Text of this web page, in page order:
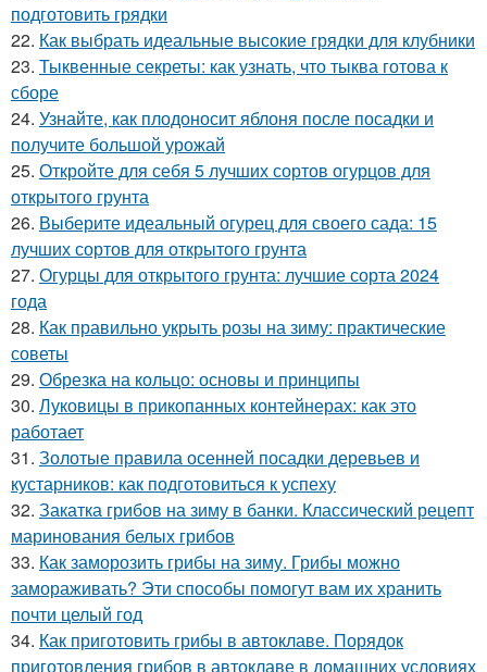
подготовить грядки
22. Как выбрать идеальные высокие грядки для клубники
23. Тыквенные секреты: как узнать, что тыква готова к
сборе
24. Узнайте, как плодоносит яблоня после посадки и
получите большой урожай
25. Откройте для себя 5 лучших сортов огурцов для
открытого грунта
26. Выберите идеальный огурец для своего сада: 15
лучших сортов для открытого грунта
27. Огурцы для открытого грунта: лучшие сорта 2024
года
28. Как правильно укрыть розы на зиму: практические
советы
29. Обрезка на кольцо: основы и принципы
30. Луковицы в прикопанных контейнерах: как это
работает
31. Золотые правила осенней посадки деревьев и
кустарников: как подготовиться к успеху
32. Закатка грибов на зиму в банки. Классический рецепт
маринования белых грибов
33. Как заморозить грибы на зиму. Грибы можно
замораживать? Эти способы помогут вам их хранить
почти целый год
34. Как приготовить грибы в автоклаве. Порядок
приготовления грибов в автоклаве в домашних условиях